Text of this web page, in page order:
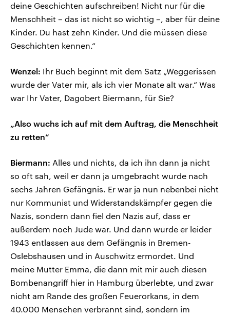
deine Geschichten aufschreiben! Nicht nur für die
Menschheit – das ist nicht so wichtig –, aber für deine
Kinder. Du hast zehn Kinder. Und die müssen diese
Geschichten kennen.“
Wenzel: Ihr Buch beginnt mit dem Satz „Weggerissen
wurde der Vater mir, als ich vier Monate alt war.“ Was
war Ihr Vater, Dagobert Biermann, für Sie?
„Also wuchs ich auf mit dem Auftrag, die Menschheit
zu retten“
Biermann: Alles und nichts, da ich ihn dann ja nicht
so oft sah, weil er dann ja umgebracht wurde nach
sechs Jahren Gefängnis. Er war ja nun nebenbei nicht
nur Kommunist und Widerstandskämpfer gegen die
Nazis, sondern dann fiel den Nazis auf, dass er
außerdem noch Jude war. Und dann wurde er leider
1943 entlassen aus dem Gefängnis in Bremen-
Oslebshausen und in Auschwitz ermordet. Und
meine Mutter Emma, die dann mit mir auch diesen
Bombenangriff hier in Hamburg überlebte, und zwar
nicht am Rande des großen Feuerorkans, in dem
40.000 Menschen verbrannt sind, sondern im